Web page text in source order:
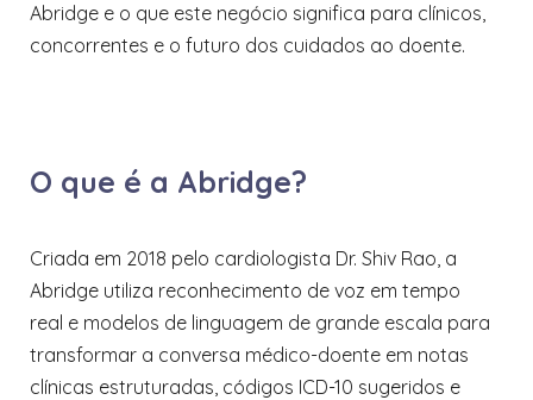
Abridge e o que este negócio significa para clínicos,
concorrentes e o futuro dos cuidados ao doente.
O que é a Abridge?
Criada em 2018 pelo cardiologista Dr. Shiv Rao, a
Abridge utiliza reconhecimento de voz em tempo
real e modelos de linguagem de grande escala para
transformar a conversa médico-doente em notas
clínicas estruturadas, códigos ICD-10 sugeridos e